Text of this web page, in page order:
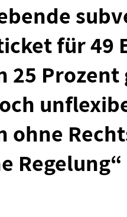
für 49
25 Prozent
ohne